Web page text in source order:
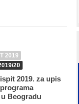
2019
20
2019. za upis
Beogradu